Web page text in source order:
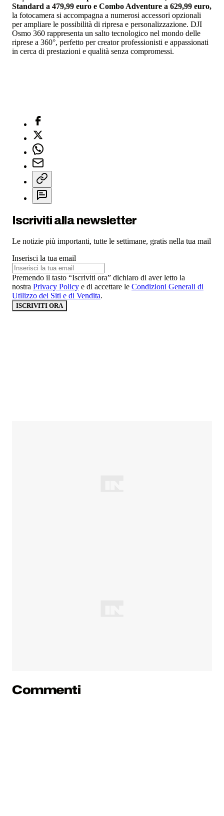
Standard a 479,99 euro e Combo Adventure a 629,99 euro,
la fotocamera si accompagna a numerosi accessori opzionali
per ampliare le possibilità di ripresa e personalizzazione. DJI
Osmo 360 rappresenta un salto tecnologico nel mondo delle
riprese a 360°, perfetto per creator professionisti e appassionati
in cerca di prestazioni e qualità senza compromessi.
Iscriviti alla newsletter
Le notizie più importanti, tutte le settimane, gratis nella tua mail
Inserisci la tua email
Premendo il tasto “Iscriviti ora” dichiaro di aver letto la
nostra Privacy Policy e di accettare le Condizioni Generali di
Utilizzo dei Siti e di Vendita.
ISCRIVITI ORA
Commenti